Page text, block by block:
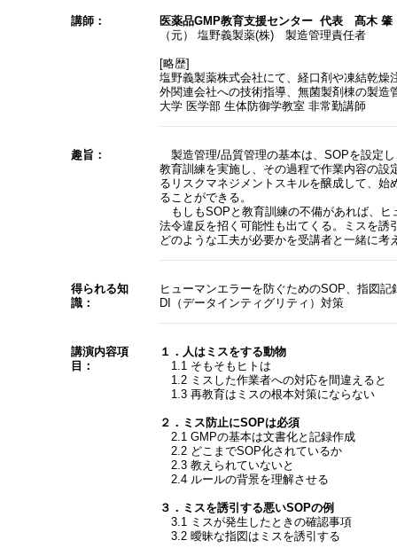
講師：
医薬品GMP教育支援センター 代表 髙木 肇
（元） 塩野義製薬(株) 製造管理責任者
[略歴]
塩野義製薬株式会社にて、経口剤や凍結乾
外関連会社への技術指導、無菌製剤棟の製
大学 医学部 生体防御学教室 非常勤講師
趣旨：
製造管理/品質管理の基本は、SOPを設定
教育訓練を実施し、その過程で作業内容の
るリスクマネジメントスキルを醸成して、
ることができる。
もしもSOPと教育訓練の不備があれば、ヒ
法令違反を招く可能性も出てくる。ミスを
どのような工夫が必要かを受講者と一緒に考
得られる知
識：
ヒューマンエラーを防ぐためのSOP、指図記
DI（データインティグリティ）対策
講演内容項
目：
１．人はミスをする動物
1.1 そもそもヒトは
1.2 ミスした作業者への対応を間違えると
1.3 再教育はミスの根本対策にならない
２．ミス防止にSOPは必須
2.1 GMPの基本は文書化と記録作成
2.2 どこまでSOP化されているか
2.3 教えられていないと
2.4 ルールの背景を理解させる
３．ミスを誘引する悪いSOPの例
3.1 ミスが発生したときの確認事項
3.2 曖昧な指図はミスを誘引する